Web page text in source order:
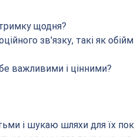
щодня?
зв'язку, такі як
важливими і цінними?
і шукаю шляхи для їх